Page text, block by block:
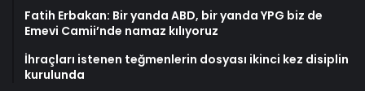
Fatih Erbakan: Bir yanda ABD, bir yanda YPG biz de
Emevi Camii’nde namaz kılıyoruz
İhraçları istenen teğmenlerin dosyası ikinci kez disiplin
kurulunda